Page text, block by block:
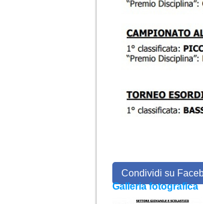
Condividi su
Galleria fotografica